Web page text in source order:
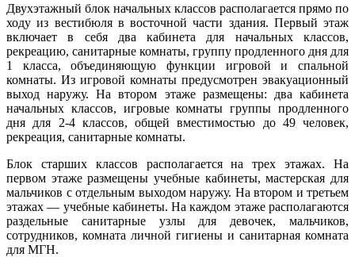
Двухэтажный блок начальных классов располагается прямо по
ходу из вестибюля в восточной части здания. Первый этаж
включает в себя два кабинета для начальных классов,
рекреацию, санитарные комнаты, группу продленного дня для
1 класса, объединяющую функции игровой и спальной
комнаты. Из игровой комнаты предусмотрен эвакуационный
выход наружу. На втором этаже размещены: два кабинета
начальных классов, игровые комнаты группы продленного
дня для 2-4 классов, общей вместимостью до 49 человек,
рекреация, санитарные комнаты.
Блок старших классов располагается на трех этажах. На
первом этаже размещены учебные кабинеты, мастерская для
мальчиков с отдельным выходом наружу. На втором и третьем
этажах — учебные кабинеты. На каждом этаже располагаются
раздельные санитарные узлы для девочек, мальчиков,
сотрудников, комната личной гигиены и санитарная комната
для МГН.